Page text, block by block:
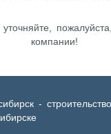
компании!
-